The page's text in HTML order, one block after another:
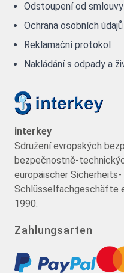
Odstoupení od smlouvy
Ochrana osobních údajů
Reklamační protokol
Nakládání s odpady a
interkey
Sdružení evropských
bezpečnostně-
europäischer Sicherheits-
Schlüsselfachgeschäfte
1990.
Zahlungsarten